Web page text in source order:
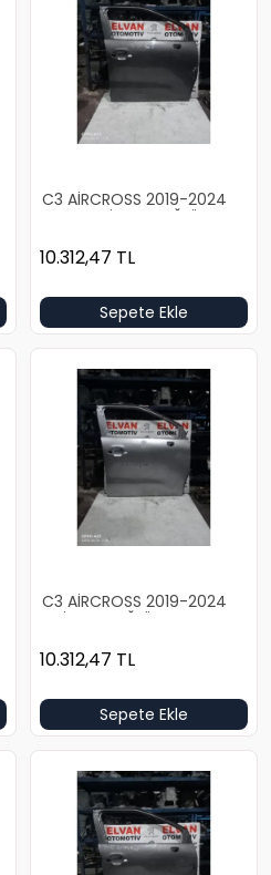
C3 AİRCROSS 2019-2024
KOYU GRİ BOŞ SAĞ ÖN
10.312,47 TL
Sepete Ekle
C3 AİRCROSS 2019-2024
GRİ BOŞ SAĞ ÖN KAPI
10.312,47 TL
Sepete Ekle